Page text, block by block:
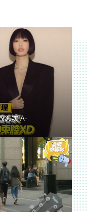
36次 A-